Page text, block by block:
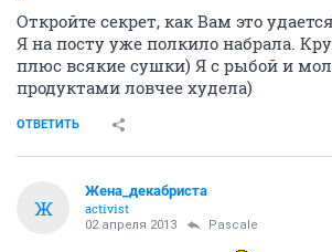
Откройте секрет, как Вам это
Я на посту уже полкило набрала.
плюс всякие сушки) Я с рыбой и
продуктами ловчее худела)
ОТВЕТИТЬ
Ж
Жена_декабриста
activist
02 апреля 2013 Pascale